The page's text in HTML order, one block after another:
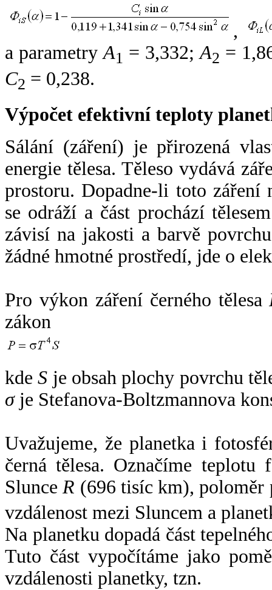
,
a parametryA1 = 3,332;A2 =
C2 = 0,238.
Výpočet efektivní teploty
Sálání (záření) je přirozená
energie tělesa. Těleso vydává
prostoru. Dopadne-li toto záření
se odráží a část prochází
závisí na jakosti a barvě
žádné hmotné prostředí, jde o
Pro výkon záření černého tělesa
zákon
kdeS je obsah plochy povrchu
σje Stefanova-Boltzmannova
Uvažujeme, že planetka i
černá tělesa. Označíme
SlunceR (696 tisíc km),
vzdálenost mezi Sluncem a
Na planetku dopadá část
Tuto část vypočítáme jako
vzdálenosti planetky, tzn.